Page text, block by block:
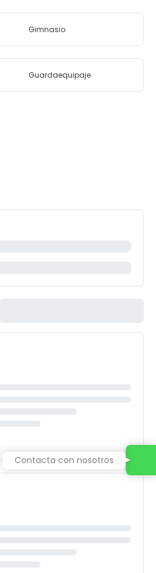
Gimnasio
Guardaequipaje
Contacta con nosotros